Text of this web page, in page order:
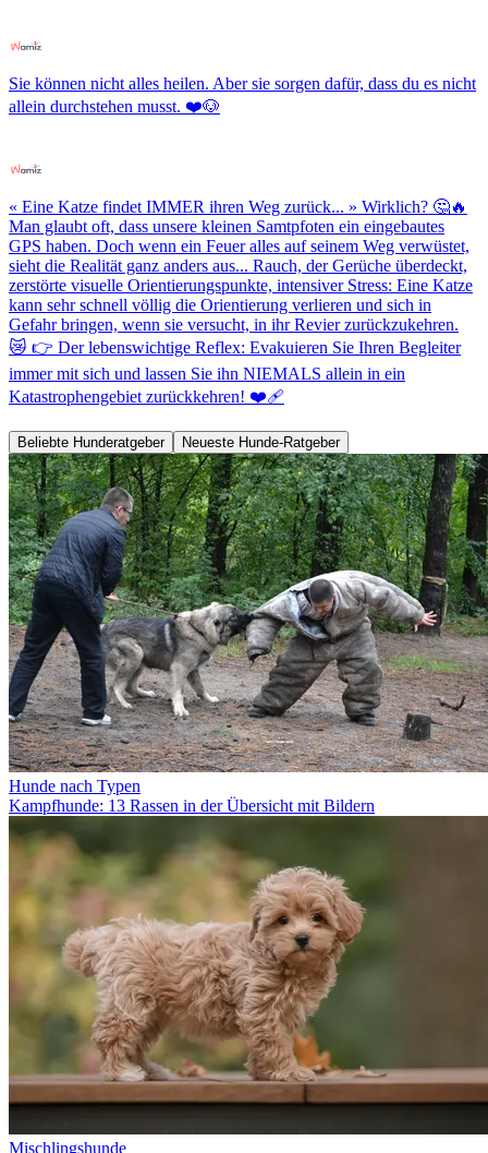
Sie können nicht alles heilen. Aber sie sorgen dafür, dass du es nicht
allein durchstehen musst. ❤️🐶
« Eine Katze findet IMMER ihren Weg zurück... » Wirklich? 🤔🔥
Man glaubt oft, dass unsere kleinen Samtpfoten ein eingebautes
GPS haben. Doch wenn ein Feuer alles auf seinem Weg verwüstet,
sieht die Realität ganz anders aus... Rauch, der Gerüche überdeckt,
zerstörte visuelle Orientierungspunkte, intensiver Stress: Eine Katze
kann sehr schnell völlig die Orientierung verlieren und sich in
Gefahr bringen, wenn sie versucht, in ihr Revier zurückzukehren.
😿 👉 Der lebenswichtige Reflex: Evakuieren Sie Ihren Begleiter
immer mit sich und lassen Sie ihn NIEMALS allein in ein
Katastrophengebiet zurückkehren! ❤️‍🩹
Beliebte Hunderatgeber Neueste Hunde-Ratgeber
Hunde nach Typen
Kampfhunde: 13 Rassen in der Übersicht mit Bildern
Mischlingshunde